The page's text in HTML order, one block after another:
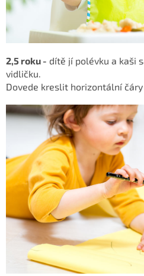
2,5 roku - dítě jí polévku a kaši
vidličku.
Dovede kreslit horizontální